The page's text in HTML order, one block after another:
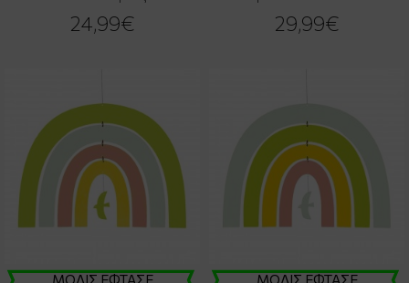
24,99€ 29,99€
ΜΟΛΙΣ ΕΦΤΑΣΕ ΜΟΛΙΣ ΕΦΤΑΣΕ